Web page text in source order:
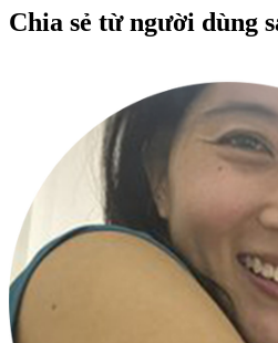
Chia sẻ từ người dùng